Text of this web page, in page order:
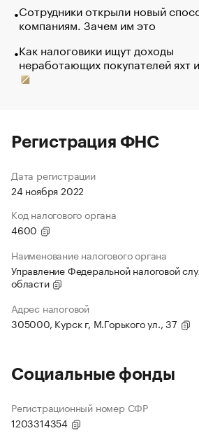
Сотрудники открыли новый
компаниям. Зачем им это
Как налоговики ищут доходы
неработающих покупателей яхт
Регистрация ФНС
Дата регистрации
24 ноября 2022
Код налогового органа
4600
Наименование налогового органа
Управление Федеральной налоговой
области
Адрес налоговой
305000, Курск г, М.Горького ул., 37
Социальные фонды
Регистрационный номер СФР
1203314354